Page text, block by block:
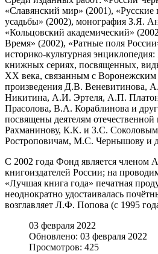
«Славянский мир» (2001),
усадьбы» (2002), монография З.Я.
«Кольцовский академический»
Время» (2002), «Ратные поля
историко-культурная
книжных сериях, посвященных,
XX века, связанным с
произведения Д.В. Веневитинова,
Никитина, А.И. Эртеля, А.П.
Прасолова, В.А. Кораблинова и
посвящены деятелям
Рахманинову, К.К. и З.С.
Ростроповичам, М.С. Чернышову и
С 2002 года Фонд является членом
книгоиздателей России; на
«Лучшая книга года» печатная
неоднократно удостаивалась
возглавляет Л.Ф. Попова (с 1995
03 февраля 2022
Обновлено: 03 февраля 2022
Просмотров: 425